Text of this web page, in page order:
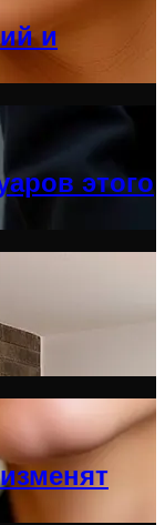
и
этого